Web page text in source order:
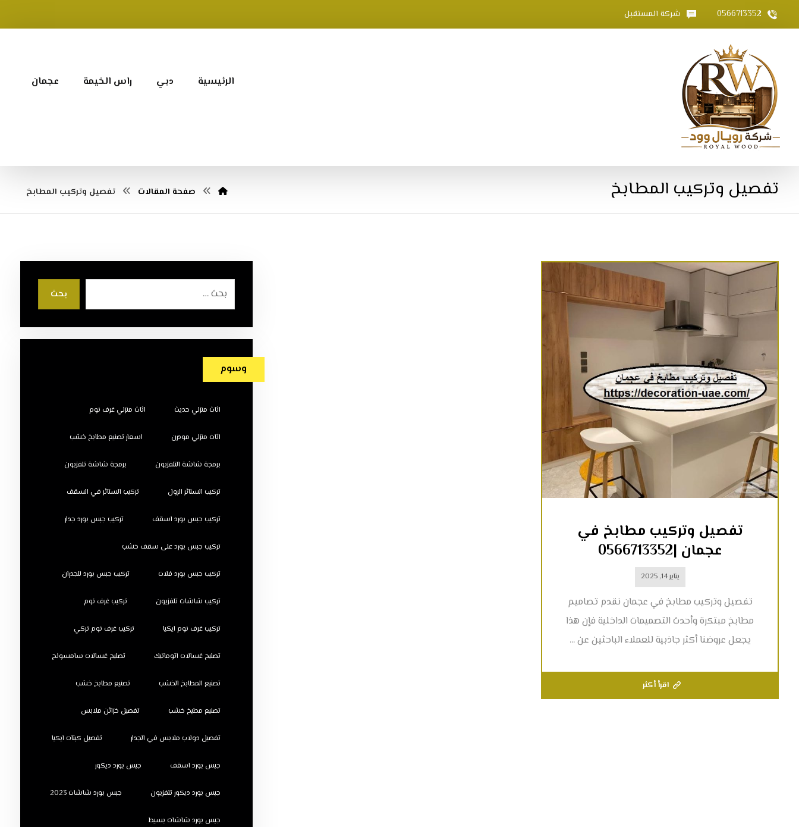
0566713352 شركة المستقبل
الرئيسية دبي راس الخيمة عجمان
تفصيل وتركيب المطابخ صفحة المقالات تفصيل وتركيب المطابخ
تفصيل وتركيب مطابخ في
عجمان |0566713352
يناير 14, 2025
تفصيل وتركيب مطابخ في عجمان نقدم تصاميم
مطابخ مبتكرة وأحدث التصميمات الداخلية فإن هذا
يجعل عروضنا أكثر جاذبية للعملاء الباحثين عن ...
اقرأ أكثر
بحث
وسوم
اثاث منزلي حديث اثاث منزلي غرف نوم
اثاث منزلي مودرن اسعار تصنيع مطابخ خشب
برمجة شاشة التلفزيون برمجة شاشة تلفزيون
تركيب الستائر الرول تركيب الستائر في السقف
تركيب جبس بورد اسقف تركيب جبس بورد جدار
تركيب جبس بورد على سقف خشب
تركيب جبس بورد فلات تركيب جبس بورد للجدران
تركيب شاشات تلفزيون تركيب غرف نوم
تركيب غرف نوم ايكيا تركيب غرف نوم تركي
تصليح غسالات اتوماتيك تصليح غسالات سامسونج
تصنيع المطابخ الخشب تصنيع مطابخ خشب
تصنيع مطبخ خشب تفصيل خزائن ملابس
تفصيل دولاب ملابس في الجدار تفصيل كبتات ايكيا
جبس بورد اسقف جبس بورد ديكور
جبس بورد ديكور تلفزيون جبس بورد شاشات 2023
جبس بورد شاشات بسيط